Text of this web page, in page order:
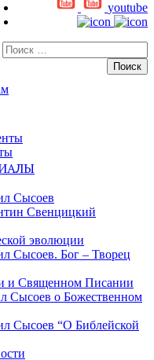
youtube
Искать:
Сысоев
Свенцицкий
эволюции
Сысоев. Бог – Творец
и Священном Писании
Сысоев о Божественном
Сысоев “О Библейской